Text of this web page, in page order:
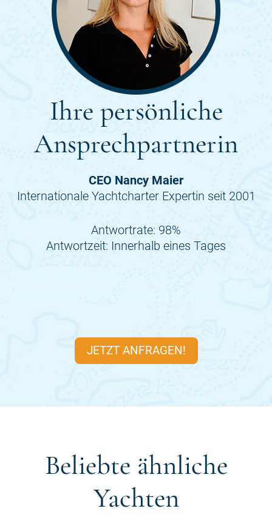
Ihre persönliche
Ansprechpartnerin
CEO Nancy Maier
Internationale Yachtcharter Expertin seit 2001
Antwortrate: 98%
Antwortzeit: Innerhalb eines Tages
JETZT ANFRAGEN!
Beliebte ähnliche
Yachten